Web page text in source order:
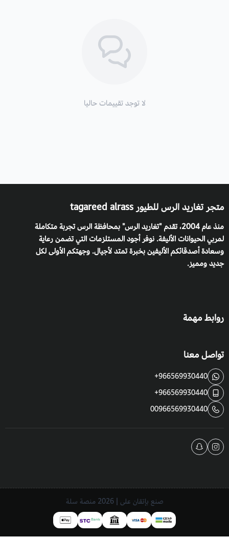
لا توجد تقييمات حاليا
متجر تغاريد الرس للطيور tagareed alrass
منذ عام 2004، تقدم "تغاريد الرس" بمحافظة الرس تجربة متكاملة
لمربي الحيوانات الأليفة. نوفر أجود المستلزمات التي تضمن رعاية
وسعادة أصدقائكم الأليفين بخبرة تمتد لأجيال. وجهتكم الأولى لكل
جديد ومميز.
روابط مهمة
تواصل معنا
+966569930440
+966569930440
00966569930440
صنع بإتقان على | 2026 منصة سلة